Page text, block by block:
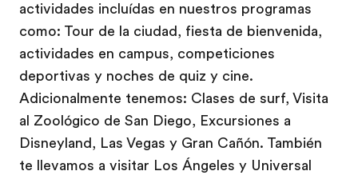
actividades incluídas en nuestros programas
como: Tour de la ciudad, fiesta de bienvenida,
actividades en campus, competiciones
deportivas y noches de quiz y cine.
Adicionalmente tenemos: Clases de surf, Visita
al Zoológico de San Diego, Excursiones a
Disneyland, Las Vegas y Gran Cañón. También
te llevamos a visitar Los Ángeles y Universal